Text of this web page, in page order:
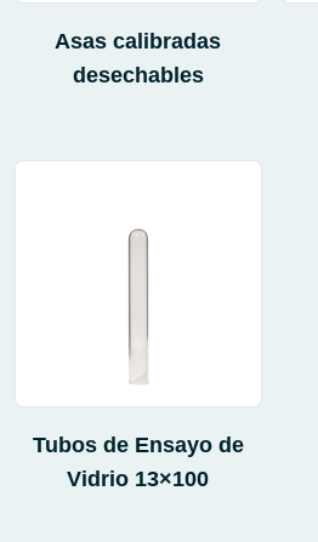
Asas calibradas
desechables
Tubos de Ensayo de
Vidrio 13×100